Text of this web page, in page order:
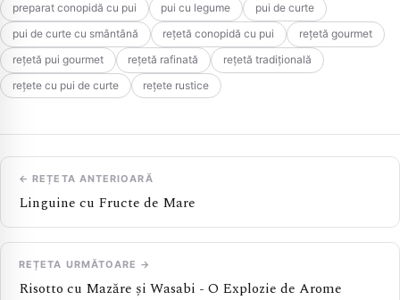
preparat conopidă cu pui
pui cu legume
pui de curte
pui de curte cu smântână
rețetă conopidă cu pui
rețetă gourmet
rețetă pui gourmet
rețetă rafinată
rețetă tradițională
rețete cu pui de curte
rețete rustice
← REȚETA ANTERIOARĂ
Linguine cu Fructe de Mare
REȚETA URMĂTOARE →
Risotto cu Mazăre și Wasabi - O Explozie de Arome